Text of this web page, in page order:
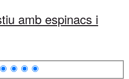
amb espinacs i